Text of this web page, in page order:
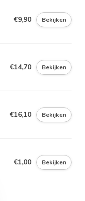
€9,90 Bekijken
€14,70 Bekijken
€16,10 Bekijken
€1,00 Bekijken